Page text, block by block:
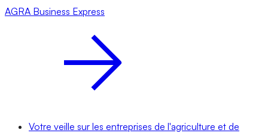
AGRA Business Express
Votre veille sur les entreprises de l'agriculture et de